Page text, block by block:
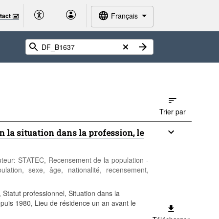
🖃 Français
Trier par
la situation dans la profession, le
STATEC, Recensement de la population -
sexe, âge, nationalité, recensement,
professionnel, Situation dans la
1980, Lieu de résidence un an avant le